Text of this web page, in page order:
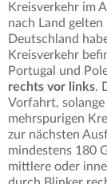
Kreisverkehr im
nach Land
Deutschland
Kreisverkehr
Portugal und
rechts vor links.
Vorfahrt,
mehrspurigen
zur nächsten
mindestens 180
mittlere oder